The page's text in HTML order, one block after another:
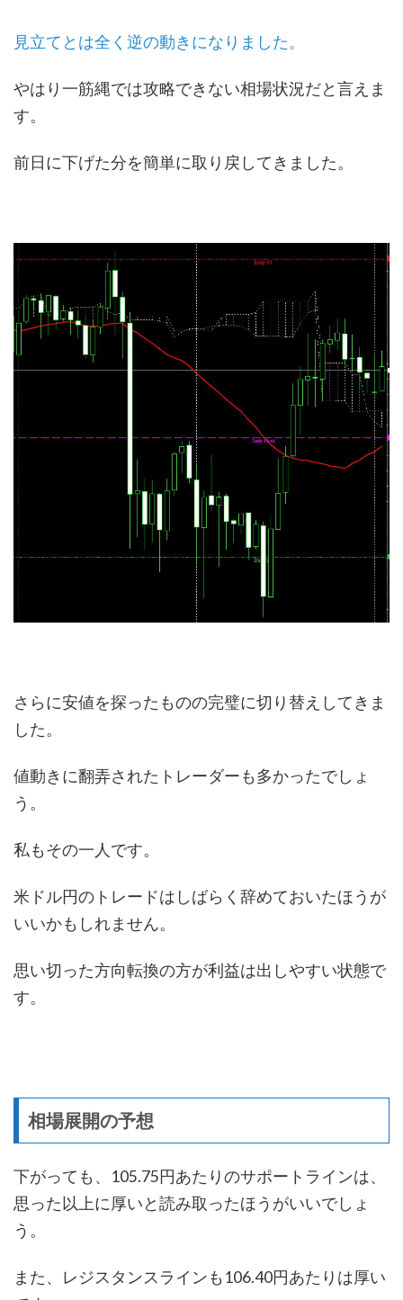
見立てとは全く逆の動きになりました。
やはり一筋縄では攻略できない相場状況だと言えま
す。
前日に下げた分を簡単に取り戻してきました。
さらに安値を探ったものの完璧に切り替えしてきま
した。
値動きに翻弄されたトレーダーも多かったでしょ
う。
私もその一人です。
米ドル円のトレードはしばらく辞めておいたほうが
いいかもしれません。
思い切った方向転換の方が利益は出しやすい状態で
す。
相場展開の予想
下がっても、105.75円あたりのサポートラインは、
思った以上に厚いと読み取ったほうがいいでしょ
う。
また、レジスタンスラインも106.40円あたりは厚い